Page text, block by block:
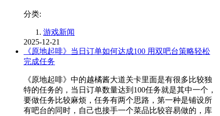
分类:
游戏新闻
2025-12-21
《原地起啡》当日订单如何达成100 用双吧台策略轻松
完成任务
《原地起啡》中的越橘酱大道关卡里面是有很多比较独
特的任务的，当日订单数量达到100任务就是其中一个，
要做任务比较麻烦，任务有两个思路，第一种是铺设所
有吧台的同时，自己也接手一个菜品比较容易做的，库